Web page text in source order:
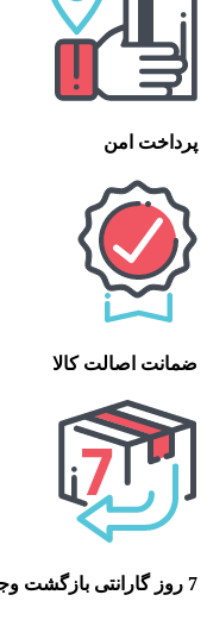
پرداخت امن
ضمانت اصالت کالا
7 روز گارانتی بازگشت وجه